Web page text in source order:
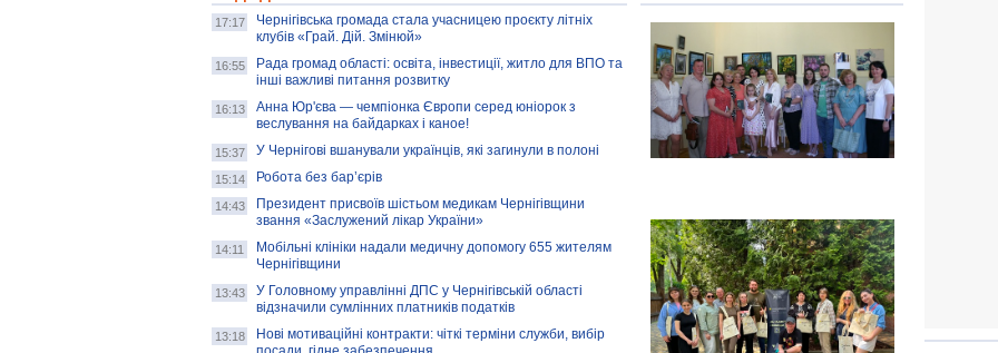
AB InBev Efes Україна підтримала
навчальний проєкт "Молодіжна бізнес-
школа", спрямований на розвиток
підприємництва у Чернігівській області
Золота тварина: видання Forbes
написало про чернігівця Патрона: хто і
скільки на ньому заробляє? І куди
витрачають?
17:17
Чернігівська громада стала учасницею проєкту літніх
клубів «Грай. Дій. Змінюй»
16:55
Рада громад області: освіта, інвестиції, житло для ВПО та
інші важливі питання розвитку
16:13
Анна Юр'єва — чемпіонка Європи серед юніорок з
веслування на байдарках і каное!
15:37 У Чернігові вшанували українців, які загинули в полоні
15:14 Робота без бар’єрів
14:43
Президент присвоїв шістьом медикам Чернігівщини
звання «Заслужений лікар України»
14:11
Мобільні клініки надали медичну допомогу 655 жителям
Чернігівщини
13:43
У Головному управлінні ДПС у Чернігівській області
відзначили сумлінних платників податків
13:18
Нові мотиваційні контракти: чіткі терміни служби, вибір